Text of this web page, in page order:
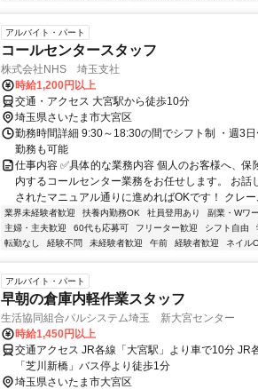
アルバイト・パート
コールセンタースタッフ
株式会社NHS 埼玉支社
時給1,200円以上
交通・アクセス 大宮駅から徒歩10分
埼玉県さいたま市大宮区
勤務時間詳細 9:30～18:30の間でシフト制 ・週3
勤務も可能
仕事内容 ✅具体的な業務内容 個人のお客様へ、
内するコールセンター業務をお任せします。 お話
されたマニュアル通りに進めればOKです！ クレー
業界未経験者歓迎 扶養内勤務OK 社員登用あり 副業・Wワ
主婦・主夫歓迎
60代も応募可 フリーター歓迎 シフト自由
転勤なし
経験不問 未経験者歓迎 午前 経験者歓迎 ネイル
アルバイト・パート
早朝の倉庫内軽作業スタッフ
生活協同組合パルシステム埼玉 新大宮センター
時給1,450円以上
交通アクセス JR各線「大宮駅」より車で10分 JR
「芝川新橋」バス停より徒歩1分
埼玉県さいたま市大宮区